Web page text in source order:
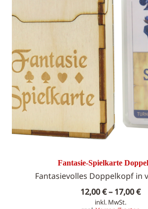
Fantasie-Spielkarte
Fantasievolles Doppelkopf in
12,00€– 17,00€
inkl. MwSt.